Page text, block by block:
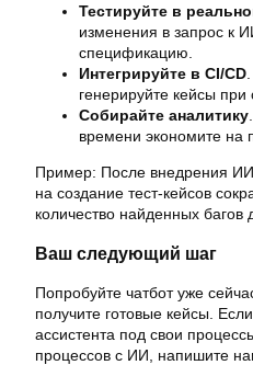
Тестируйте в
изменения в запрос к
спецификацию.
Интегрируйте в CI/CD
генерируйте кейсы при
Собирайте аналитику
времени экономите на
Пример: После внедрения
на создание тест-кейсов
количество найденных багов
Ваш следующий шаг
Попробуйте чатбот уже
получите готовые кейсы.
ассистента под свои
процессов с ИИ, напишите